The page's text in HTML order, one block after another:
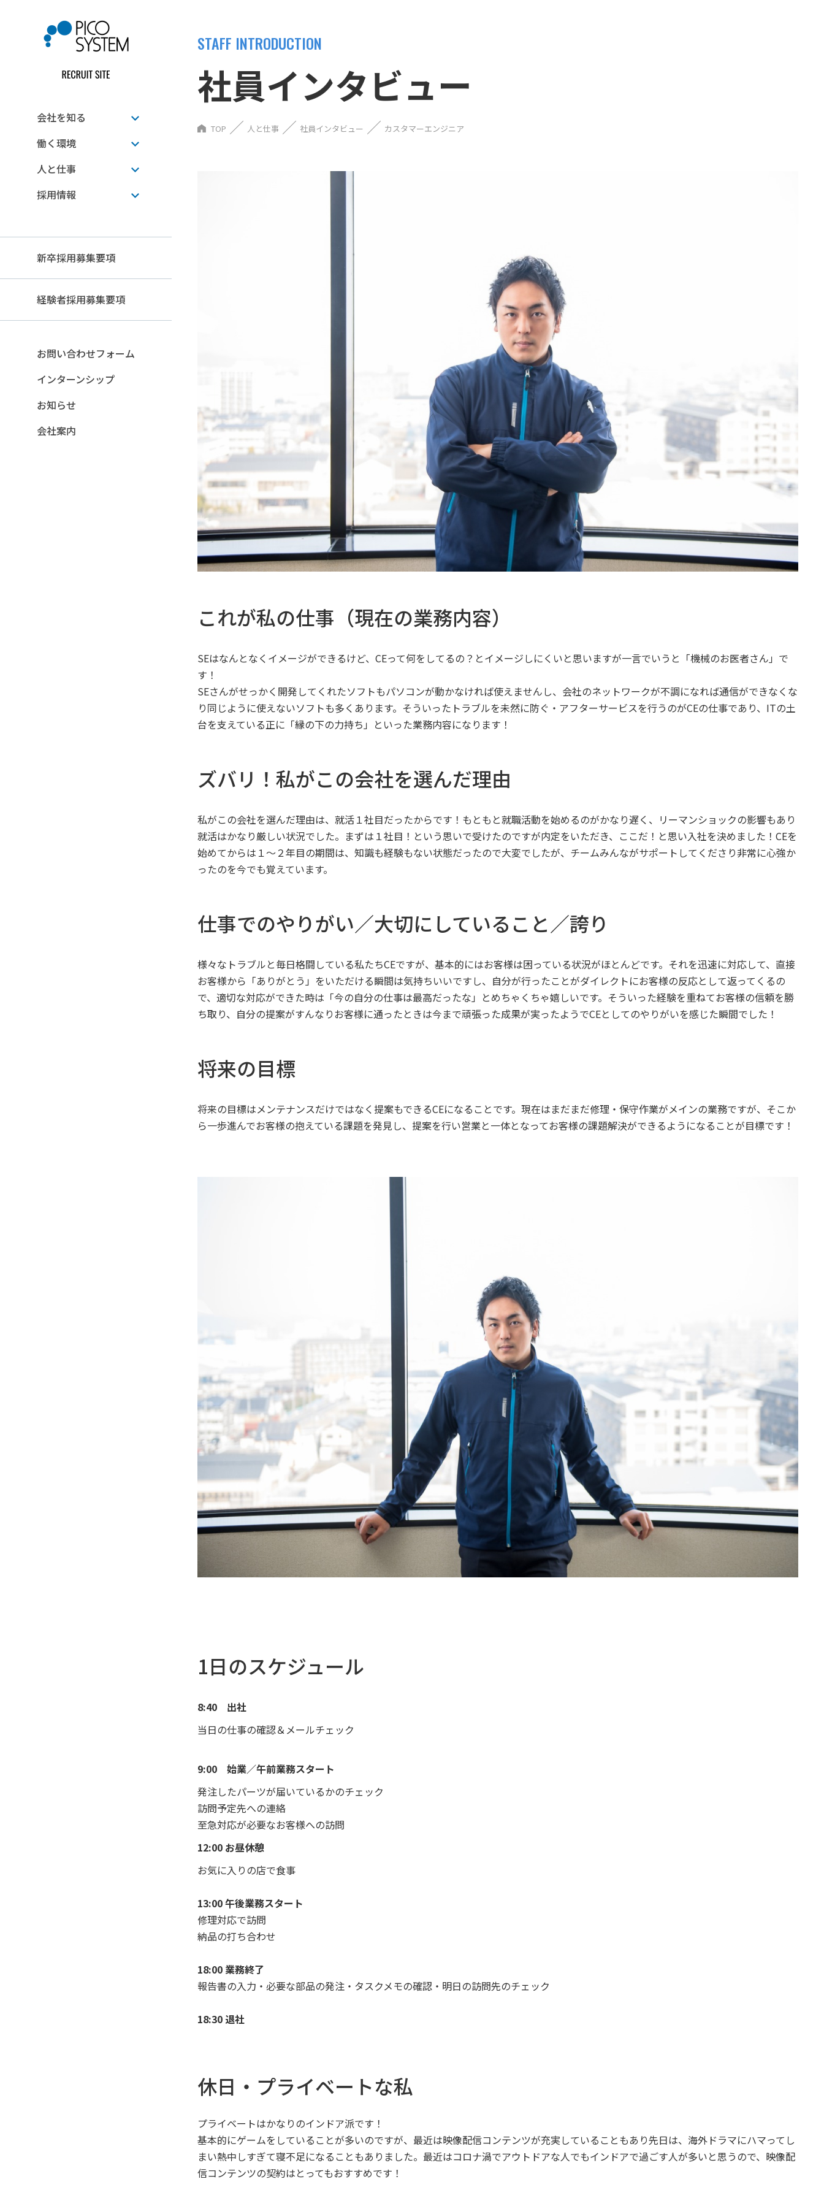
会社を知る
働く環境
人と仕事
採用情報
新卒採用募集要項
経験者採用募集要項
お問い合わせフォーム
インターンシップ
お知らせ
会社案内
STAFF INTRODUCTION
社員インタビュー
TOP 人と仕事 社員インタビュー カスタマーエンジニア
これが私の仕事（現在の業務内容）
SEはなんとなくイメージができるけど、CEって何をしてるの？とイメージしにくいと思いますが一言でいうと「機械のお医者さん」で
す！
SEさんがせっかく開発してくれたソフトもパソコンが動かなければ使えませんし、会社のネットワークが不調になれば通信ができなくな
り同じように使えないソフトも多くあります。そういったトラブルを未然に防ぐ・アフターサービスを行うのがCEの仕事であり、ITの土
台を支えている正に「縁の下の力持ち」といった業務内容になります！
ズバリ！私がこの会社を選んだ理由
私がこの会社を選んだ理由は、就活１社目だったからです！もともと就職活動を始めるのがかなり遅く、リーマンショックの影響もあり
就活はかなり厳しい状況でした。まずは１社目！という思いで受けたのですが内定をいただき、ここだ！と思い入社を決めました！CEを
始めてからは１～２年目の期間は、知識も経験もない状態だったので大変でしたが、チームみんながサポートしてくださり非常に心強か
ったのを今でも覚えています。
仕事でのやりがい／大切にしていること／誇り
様々なトラブルと毎日格闘している私たちCEですが、基本的にはお客様は困っている状況がほとんどです。それを迅速に対応して、直接
お客様から「ありがとう」をいただける瞬間は気持ちいいですし、自分が行ったことがダイレクトにお客様の反応として返ってくるの
で、適切な対応ができた時は「今の自分の仕事は最高だったな」とめちゃくちゃ嬉しいです。そういった経験を重ねてお客様の信頼を勝
ち取り、自分の提案がすんなりお客様に通ったときは今まで頑張った成果が実ったようでCEとしてのやりがいを感じた瞬間でした！
将来の目標
将来の目標はメンテナンスだけではなく提案もできるCEになることです。現在はまだまだ修理・保守作業がメインの業務ですが、そこか
ら一歩進んでお客様の抱えている課題を発見し、提案を行い営業と一体となってお客様の課題解決ができるようになることが目標です！
1日のスケジュール
8:40 出社
当日の仕事の確認＆メールチェック
9:00 始業／午前業務スタート
発注したパーツが届いているかのチェック
訪問予定先への連絡
至急対応が必要なお客様への訪問
12:00 お昼休憩
お気に入りの店で食事
13:00 午後業務スタート
修理対応で訪問
納品の打ち合わせ
18:00 業務終了
報告書の入力・必要な部品の発注・タスクメモの確認・明日の訪問先のチェック
18:30 退社
休日・プライベートな私
プライベートはかなりのインドア派です！
基本的にゲームをしていることが多いのですが、最近は映像配信コンテンツが充実していることもあり先日は、海外ドラマにハマってし
まい熱中しすぎて寝不足になることもありました。最近はコロナ渦でアウトドアな人でもインドアで過ごす人が多いと思うので、映像配
信コンテンツの契約はとってもおすすめです！